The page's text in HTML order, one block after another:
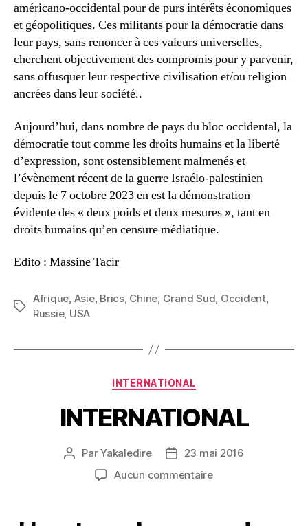
américano-occidental pour de purs intérêts économiques
et géopolitiques. Ces militants pour la démocratie dans
leur pays, sans renoncer à ces valeurs universelles,
cherchent objectivement des compromis pour y parvenir,
sans offusquer leur respective civilisation et/ou religion
ancrées dans leur société..
Aujourd’hui, dans nombre de pays du bloc occidental, la
démocratie tout comme les droits humains et la liberté
d’expression, sont ostensiblement malmenés et
l’évènement récent de la guerre Israélo-palestinien
depuis le 7 octobre 2023 en est la démonstration
évidente des « deux poids et deux mesures », tant en
droits humains qu’en censure médiatique.
Edito : Massine Tacir
Étiquettes
Afrique, Asie, Brics, Chine, Grand Sud, Occident,
Russie, USA
Catégories
INTERNATIONAL
INTERNATIONAL
Auteur
l’article
ParYakaledire
Date23 mai 2016
Aucun commentairesur